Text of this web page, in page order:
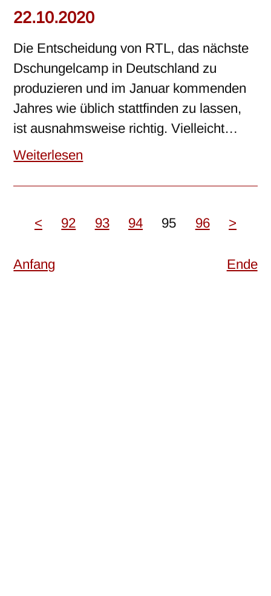
22.10.2020
Die Entscheidung von RTL, das nächste
Dschungelcamp in Deutschland zu
produzieren und im Januar kommenden
Jahres wie üblich stattfinden zu lassen,
ist ausnahmsweise richtig. Vielleicht…
Weiterlesen
Anfang
< 92 93 94 95 96 >
Ende